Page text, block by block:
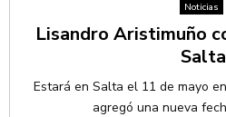
Noticias
Lisandro Aristimuño
Salta
Estará en Salta el 11 de mayo
agregó una nueva